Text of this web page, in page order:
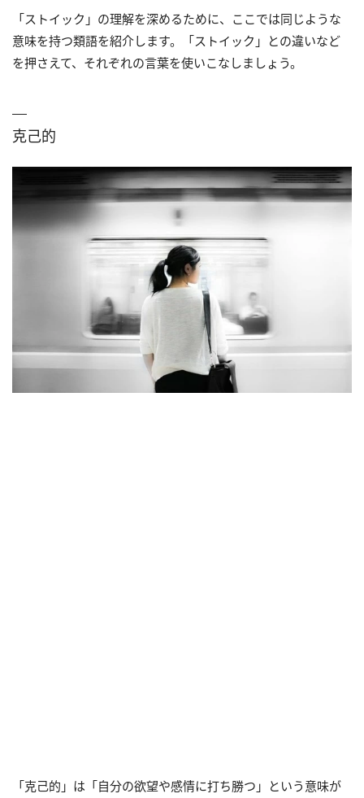
「ストイック」の理解を深めるために、ここでは同じような
意味を持つ類語を紹介します。「ストイック」との違いなど
を押さえて、それぞれの言葉を使いこなしましょう。
克己的
「克己的」は「自分の欲望や感情に打ち勝つ」という意味が